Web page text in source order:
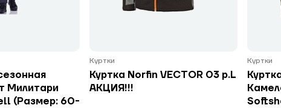
Милитари
(Размер: 60-
Куртки
Куртка Norfin VECTOR 03 р.L
АКЦИЯ!!!
Куртки